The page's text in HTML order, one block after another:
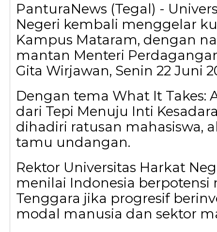
PanturaNews (Tegal) -
Negeri kembali menggelar
Kampus Mataram, dengan
mantan Menteri Perdagangan
Gita Wirjawan, Senin 22 Juni
Dengan tema What It Takes:
dari Tepi Menuju Inti
dihadiri ratusan mahasiswa,
tamu undangan.
Rektor Universitas Harkat
menilai Indonesia
Tenggara jika progresif
modal manusia dan sektor